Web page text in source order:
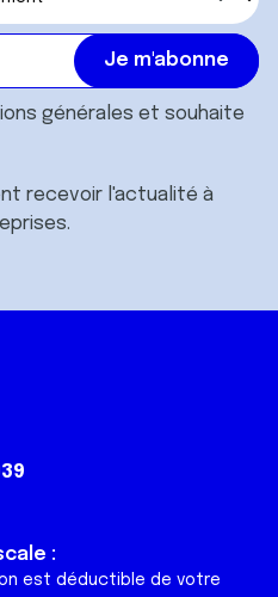
générales et souhaite
recevoir l'actualité à
:
est déductible de votre